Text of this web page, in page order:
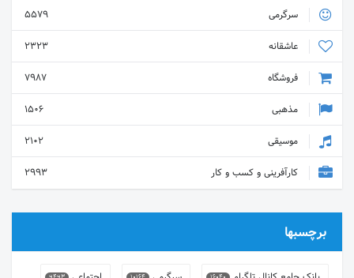
سرگرمی
5579
عاشقانه
2323
فروشگاه
7987
مذهبی
1506
موسیقی
2102
کارآفرینی و کسب و کار
2993
برچسبها